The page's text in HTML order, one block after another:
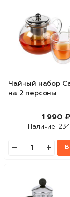
Чайный набор
на 2 персоны
1 990 ₽
Наличие:
В